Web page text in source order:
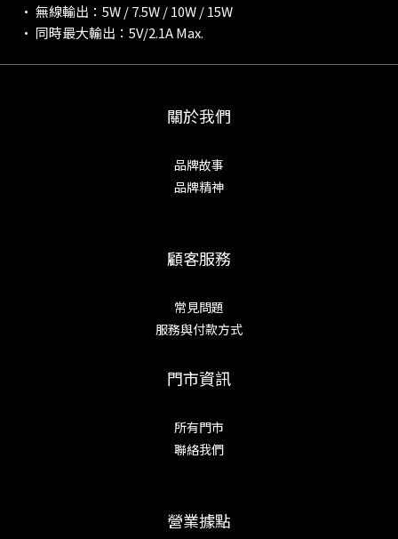
• 無線輸出：5W / 7.5W / 10W / 15W
• 同時最大輸出：5V/2.1A Max.
關於我們
品牌故事
品牌精神
顧客服務
常見問題
服務與付款方式
門市資訊
所有門市
聯絡我們
營業據點